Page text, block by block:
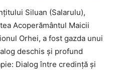
Siluan (Salarulu),
Acoperământul Maicii
Orhei, a fost gazda unui
deschis și profund
Dialog între credință și